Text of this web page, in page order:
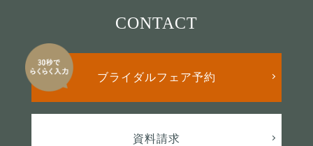
CONTACT
ブライダルフェア予約
資料請求